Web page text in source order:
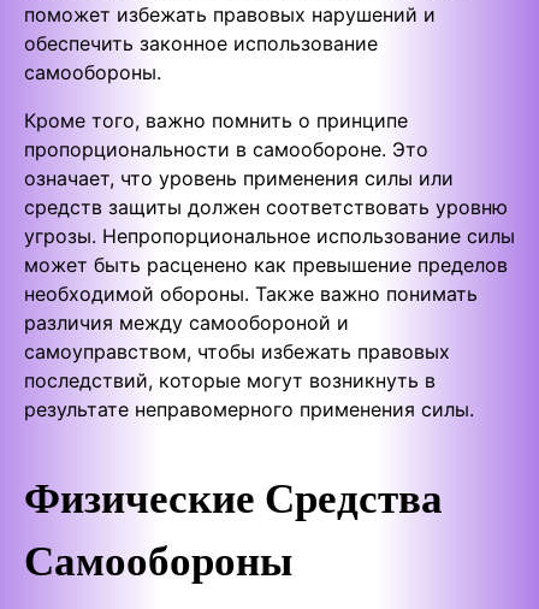
поможет избежать правовых нарушений и
обеспечить законное использование
самообороны.
Кроме того, важно помнить о принципе
пропорциональности в самообороне. Это
означает, что уровень применения силы или
средств защиты должен соответствовать уровню
угрозы. Непропорциональное использование силы
может быть расценено как превышение пределов
необходимой обороны. Также важно понимать
различия между самообороной и
самоуправством, чтобы избежать правовых
последствий, которые могут возникнуть в
результате неправомерного применения силы.
Физические Средства
Самообороны